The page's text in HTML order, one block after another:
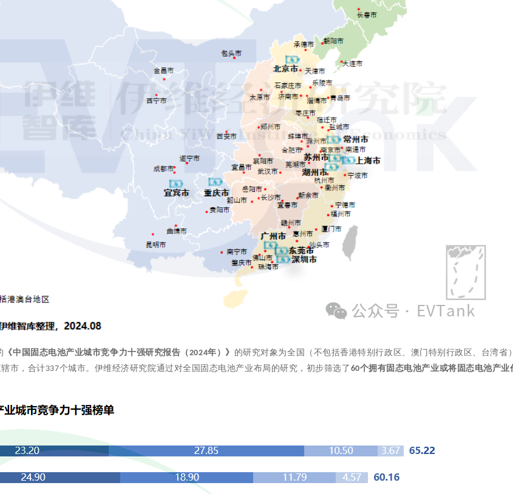
《中国固态电池产业城市竞争力十强研究报告（2024年）》 的研究对象为全国（不包括香港特别行政区、澳门特别行政区、台湾省
市，合计337个城市。伊维经济研究院通过对全国固态电池产业布局的研究，初步筛选了 60个拥有固态电池产业或将固态电池产